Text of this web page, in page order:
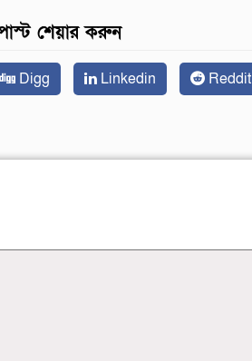
শেয়ার করুন
Digg Linkedin Reddit